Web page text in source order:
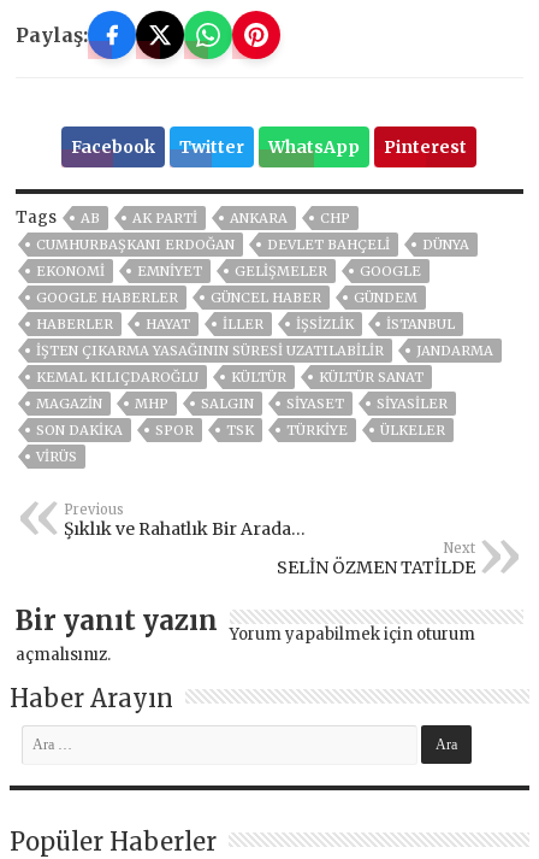
Paylaş:
Facebook Twitter WhatsApp Pinterest
Tags AB AK PARTİ ANKARA
CHP
CUMHURBAŞKANI ERDOĞAN
DEVLET BAHÇELİ
DÜNYA
EKONOMİ
EMNİYET GELIŞMELER
GOOGLE
GOOGLE HABERLER
GÜNCEL HABER
GÜNDEM
HABERLER
HAYAT İLLER İŞSIZLIK
ISTANBUL
İŞTEN ÇIKARMA YASAĞININ SÜRESİ UZATILABİLİR
JANDARMA
KEMAL KILIÇDAROĞLU
KÜLTÜR
KÜLTÜR SANAT
MAGAZİN
MHP SALGIN SİYASET
SİYASİLER
SON DAKIKA
SPOR TSK TÜRKİYE
ÜLKELER
VIRÜS
Previous
Şıklık ve Rahatlık Bir Arada…
Next
SELİN ÖZMEN TATİLDE
Bir yanıt yazın Yorum yapabilmek için oturum
açmalısınız.
Haber Arayın
Popüler Haberler